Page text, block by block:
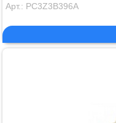
Арт.: PC3Z3B396A